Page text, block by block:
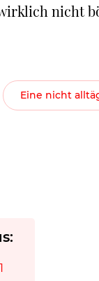
nicht
Eine nicht